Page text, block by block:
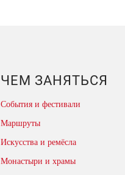
ЧЕМ ЗАНЯТЬСЯ
События и фестивали
Маршруты
Искусства и ремёсла
Монастыри и храмы